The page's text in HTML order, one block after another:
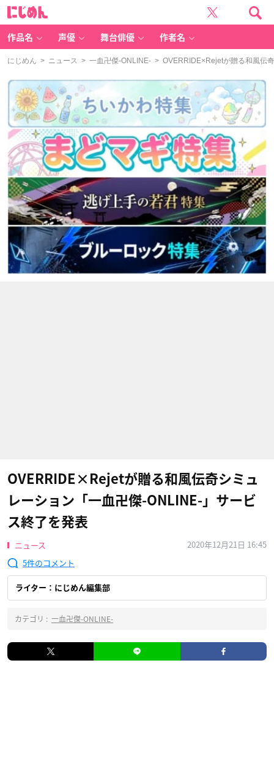
作品名 声優 舞台俳優 作者名
にじめん > ニュース > 一血卍傑-ONLINE- > OVERRIDE×Rejetが贈る和風伝
OVERRIDE×Rejetが贈る和風伝奇シミュ
レーション「一血卍傑-ONLINE-」サービ
ス終了を発表
ニュース
2020年12月21日 16:45
5
ライター：にじめん編集部
カテゴリ : 一血卍傑-ONLINE-